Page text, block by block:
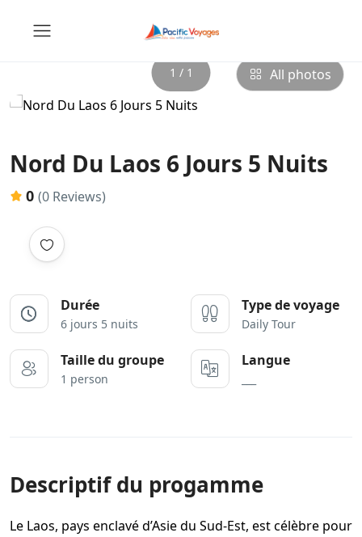
1 / 1 All photos
Nord Du Laos 6 Jours 5 Nuits
0 (0 Reviews)
Durée
6 jours 5 nuits
Type de voyage
Daily Tour
Taille du groupe
1 person
Langue
Descriptif du progamme
Le Laos, pays enclavé d’Asie du Sud-Est, est célèbre pour